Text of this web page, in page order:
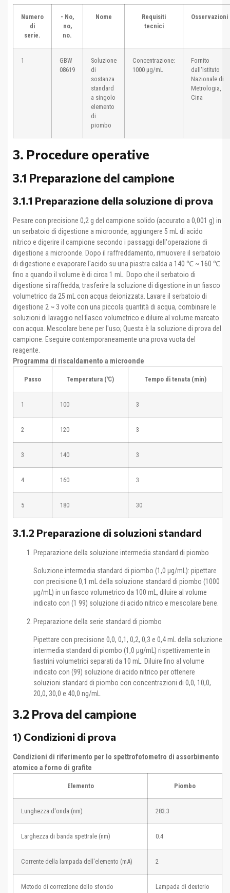
Numero
di
serie.
- No,
no,
no.
Nome
Requisiti
tecnici
Osservazioni
1
GBW
08619
Soluzione
di
sostanza
standard
a singolo
elemento
di
piombo
Concentrazione:
1000 μg/mL
Fornito
dall'Istituto
Nazionale di
Metrologia,
Cina
3. Procedure operative
3.1 Preparazione del campione
3.1.1 Preparazione della soluzione di prova
Pesare con precisione 0,2 g del campione solido (accurato a 0,001 g) in
un serbatoio di digestione a microonde, aggiungere 5 mL di acido
nitrico e digerire il campione secondo i passaggi dell'operazione di
digestione a microonde. Dopo il raffreddamento, rimuovere il serbatoio
di digestione e evaporare l'acido su una piastra calda a 140 ℃ ~ 160 ℃
fino a quando il volume è di circa 1 mL. Dopo che il serbatoio di
digestione si raffredda, trasferire la soluzione di digestione in un fiasco
volumetrico da 25 mL con acqua deionizzata. Lavare il serbatoio di
digestione 2 ~ 3 volte con una piccola quantità di acqua, combinare le
soluzioni di lavaggio nel fiasco volumetrico e diluire al volume marcato
con acqua. Mescolare bene per l'uso; Questa è la soluzione di prova del
campione. Eseguire contemporaneamente una prova vuota del
reagente.
Programma di riscaldamento a microonde
Passo Temperatura (℃) Tempo di tenuta (min)
1 100 3
2 120 3
3 140 3
4 160 3
5 180 30
3.1.2 Preparazione di soluzioni standard
Preparazione della soluzione intermedia standard di piombo
Soluzione intermedia standard di piombo (1,0 μg/mL): pipettare
con precisione 0,1 mL della soluzione standard di piombo (1000
μg/mL) in un fiasco volumetrico da 100 mL, diluire al volume
indicato con (1 99) soluzione di acido nitrico e mescolare bene.
Preparazione della serie standard di piombo
Pipettare con precisione 0,0, 0,1, 0,2, 0,3 e 0,4 mL della soluzione
intermedia standard di piombo (1,0 μg/mL) rispettivamente in
fiastrini volumetrici separati da 10 mL. Diluire fino al volume
indicato con (99) soluzione di acido nitrico per ottenere
soluzioni standard di piombo con concentrazioni di 0,0, 10,0,
20,0, 30,0 e 40,0 ng/mL.
3.2 Prova del campione
1) Condizioni di prova
Condizioni di riferimento per lo spettrofotometro di assorbimento
atomico a forno di grafite
Elemento Piombo
Lunghezza d'onda (nm) 283.3
Larghezza di banda spettrale (nm) 0.4
Corrente della lampada dell'elemento (mA) 2
Metodo di correzione dello sfondo Lampada di deuterio